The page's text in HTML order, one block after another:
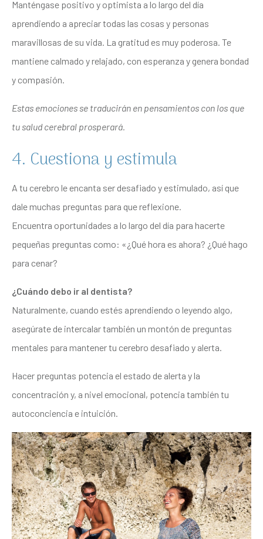
Manténgase positivo y optimista a lo largo del día
aprendiendo a apreciar todas las cosas y personas
maravillosas de su vida. La gratitud es muy poderosa. Te
mantiene calmado y relajado, con esperanza y genera bondad
y compasión.
Estas emociones se traducirán en pensamientos con los que
tu salud cerebral prosperará.
4. Cuestiona y estimula
A tu cerebro le encanta ser desafiado y estimulado, así que
dale muchas preguntas para que reflexione.
Encuentra oportunidades a lo largo del día para hacerte
pequeñas preguntas como: «¿Qué hora es ahora? ¿Qué hago
para cenar?
¿Cuándo debo ir al dentista?
Naturalmente, cuando estés aprendiendo o leyendo algo,
asegúrate de intercalar también un montón de preguntas
mentales para mantener tu cerebro desafiado y alerta.
Hacer preguntas potencia el estado de alerta y la
concentración y, a nivel emocional, potencia también tu
autoconciencia e intuición.